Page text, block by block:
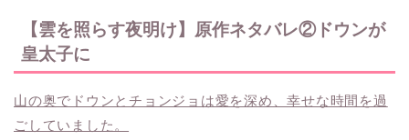
【雲を照らす夜明け】原作ネタバレ②ドウンが
皇太子に
山の奥でドウンとチョンジョは愛を深め、幸せな時間を過
ごしていました。